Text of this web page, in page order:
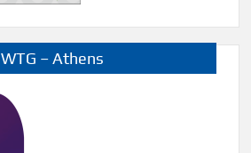
WTG – Athens